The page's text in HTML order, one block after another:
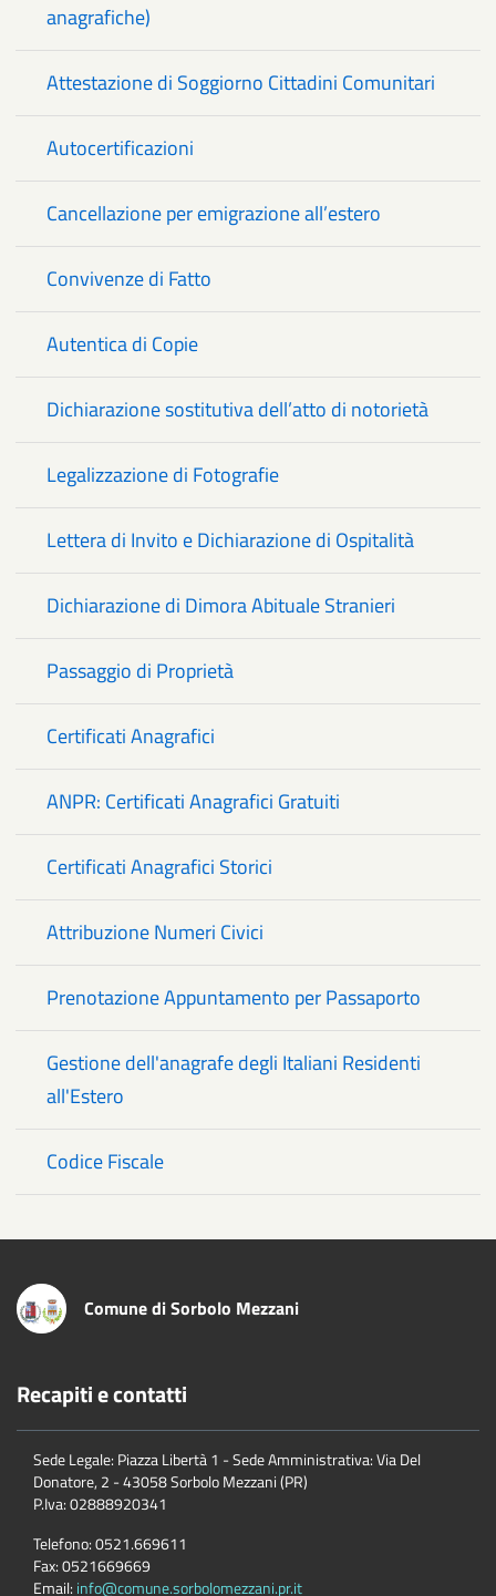
anagrafiche)
Attestazione di Soggiorno Cittadini Comunitari
Autocertificazioni
Cancellazione per emigrazione all’estero
Convivenze di Fatto
Autentica di Copie
Dichiarazione sostitutiva dell’atto di notorietà
Legalizzazione di Fotografie
Lettera di Invito e Dichiarazione di Ospitalità
Dichiarazione di Dimora Abituale Stranieri
Passaggio di Proprietà
Certificati Anagrafici
ANPR: Certificati Anagrafici Gratuiti
Certificati Anagrafici Storici
Attribuzione Numeri Civici
Prenotazione Appuntamento per Passaporto
Gestione dell'anagrafe degli Italiani Residenti
all'Estero
Codice Fiscale
Comune di Sorbolo Mezzani
Recapiti e contatti
Sede Legale: Piazza Libertà 1 - Sede Amministrativa: Via Del
Donatore, 2 - 43058 Sorbolo Mezzani (PR)
P.Iva:02888920341
Telefono:0521.669611
Fax:0521669669
Email: info@comune.sorbolomezzani.pr.it